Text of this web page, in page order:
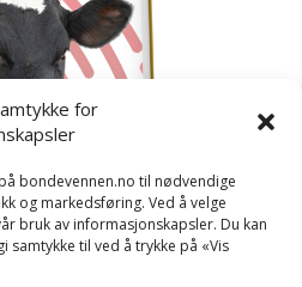
for
bondevennen.no til nødvendige
og markedsføring. Ved å velge
bruk av informasjonskapsler. Du kan
samtykke til ved å trykke på «Vis